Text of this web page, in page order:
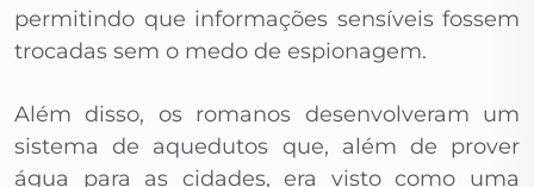
permitindo que informações sensíveis fossem
trocadas sem o medo de espionagem.
Além disso, os romanos desenvolveram um
sistema de aquedutos que, além de prover
água para as cidades, era visto como uma